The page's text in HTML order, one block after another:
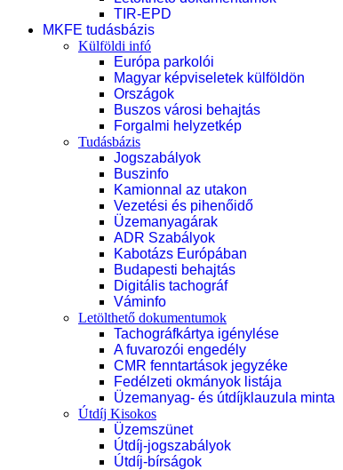
TIR-EPD
MKFE tudásbázis
Külföldi infó
Európa parkolói
Magyar képviseletek külföldön
Országok
Buszos városi behajtás
Forgalmi helyzetkép
Tudásbázis
Jogszabályok
Buszinfo
Kamionnal az utakon
Vezetési és pihenőidő
Üzemanyagárak
ADR Szabályok
Kabotázs Európában
Budapesti behajtás
Digitális tachográf
Váminfo
Letölthető dokumentumok
Tachográfkártya igénylése
A fuvarozói engedély
CMR fenntartások jegyzéke
Fedélzeti okmányok listája
Üzemanyag- és útdíjklauzula minta
Útdíj Kisokos
Üzemszünet
Útdíj-jogszabályok
Útdíj-bírságok